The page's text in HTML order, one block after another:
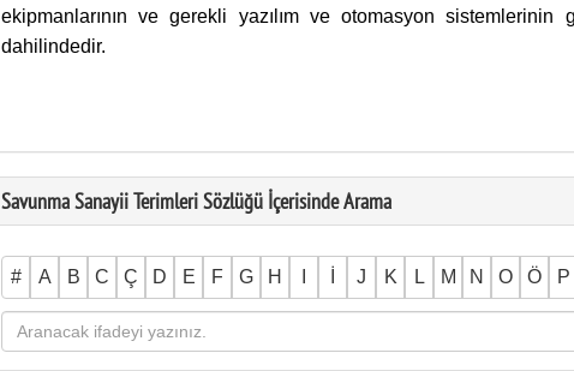
ekipmanlarının ve gerekli yazılım ve otomasyon sistemlerinin
dahilindedir.
Savunma Sanayii Terimleri Sözlüğü İçerisinde Arama
# A B C Ç D E F G H J K L M N O Ö P